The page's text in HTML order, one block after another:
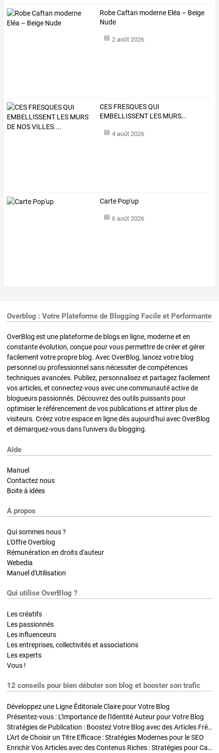
Robe Caftan moderne Eléa – Beige
Nude
2 août 2026
CES FRESQUESQUI
EMBELLISSENT LES MURS…
4 août 2026
Carte Pop'up
6 août 2026
Overblog : Votre Plateforme de Blogging Facile et Performante
OverBlog est une plateforme de blogs en ligne, moderne et en
constante évolution, conçue pour vous permettre de créer et gérer
facilement votre propre blog. Avec OverBlog, lancez votre blog
personnel ou professionnel sans nécessiter de compétences
techniques avancées. Publiez, personnalisez et partagez facilement
vos articles, et connectez-vous avec une communauté active de
blogueurs passionnés. Découvrez des outils puissants pour
optimiser le référencement de vos publications et attirer plus de
visiteurs. Créez votre espace en ligne dès aujourd'hui avec OverBlog
et démarquez-vous dans l'univers du blogging.
Aide
Manuel
Contactez nous
Boite à idées
A propos
Qui sommes nous ?
L'Offre Overblog
Rémunération en droits d'auteur
Webedia
Manuel d'Utilisation
Qui utilise OverBlog ?
Les créatifs
Les passionnés
Les influenceurs
Les entreprises, collectivités et associations
Les experts
Vous !
12 conseils pour bien débuter son blog et booster son trafic
Développez une Ligne Éditoriale Claire pour Votre Blog
Présentez-vous : L'Importance de l'Identité Auteur pour Votre Blog
Stratégies de Publication : Boostez Votre Blog avec des Articles Fréquents et Exclusifs
L'Art de Choisir un Titre Efficace : Stratégies Modernes pour le SEO
Enrichir Vos Articles avec des Contenus Riches : Stratégies pour Captiver et Optimiser